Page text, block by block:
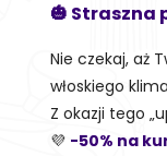
🎃 Straszna
Nie czekaj, aż
włoskiego
Z okazji tego
💜 -50% na